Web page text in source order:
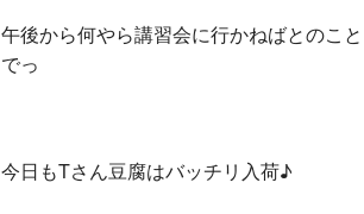
午後から何やら講習会に行かねばとのこと
でっ
今日もTさん豆腐はバッチリ入荷♪